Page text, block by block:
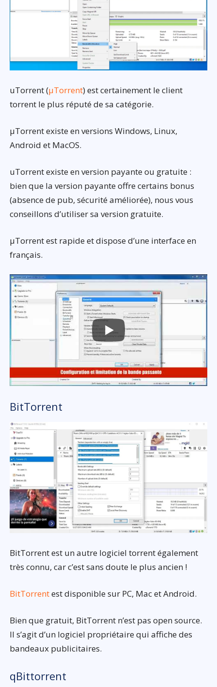
uTorrent (µTorrent) est certainement le client
torrent le plus réputé de sa catégorie.
µTorrent existe en versions Windows, Linux,
Android et MacOS.
uTorrent existe en version payante ou gratuite :
bien que la version payante offre certains bonus
(absence de pub, sécurité améliorée), nous vous
conseillons d’utiliser sa version gratuite.
µTorrent est rapide et dispose d’une interface en
français.
BitTorrent
BitTorrent est un autre logiciel torrent également
très connu, car c’est sans doute le plus ancien !
BitTorrentest disponible sur PC, Mac et Android.
Bien que gratuit, BitTorrent n’est pas open source.
Il s’agit d’un logiciel propriétaire qui affiche des
bandeaux publicitaires.
qBittorrent